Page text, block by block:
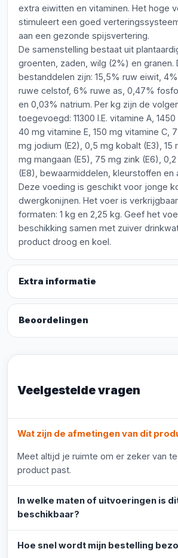
extra eiwitten en vitaminen. Het hoge
stimuleert een goed
aan een gezonde spijsvertering.
De samenstelling bestaat uit
groenten, zaden, wilg (2%) en granen.
bestanddelen zijn: 15,5% ruw eiwit,
ruwe celstof, 6% ruwe as, 0,47%
en 0,03% natrium. Per kg zijn de
toegevoegd: 11300 I.E. vitamine A, 1450
40 mg vitamine E, 150 mg vitamine C,
mg jodium (E2), 0,5 mg kobalt (E3), 15
mg mangaan (E5), 75 mg zink (E6),
(E8), bewaarmiddelen, kleurstoffen en
Deze voeding is geschikt voor jonge
dwergkonijnen. Het voer is
formaten: 1 kg en 2,25 kg. Geef het
beschikking samen met zuiver
product droog en koel.
Extra informatie
Beoordelingen
Veelgestelde vragen
Wat zijn de afmetingen van dit
Meet altijd je ruimte om er zeker van
product past.
In welke maten of uitvoeringen is
beschikbaar?
Hoe snel wordt mijn bestelling